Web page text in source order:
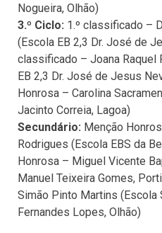
Nogueira, Olhão)
3.º Ciclo: 1.º classificado –
(Escola EB 2,3 Dr. José de
classificado – Joana Raquel
EB 2,3 Dr. José de Jesus
Honrosa – Carolina
Jacinto Correia, Lagoa)
Secundário: Menção
Rodrigues (Escola EBS da
Honrosa – Miguel Vicente
Manuel Teixeira Gomes,
Simão Pinto Martins (Escola
Fernandes Lopes, Olhão)